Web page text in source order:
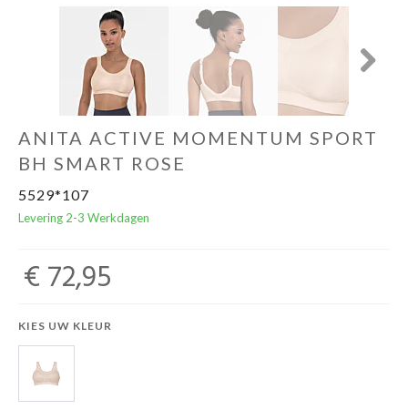
Cadeaubon
ANITA ACTIVE MOMENTUM SPORT
BH SMART ROSE
5529*107
Levering 2-3 Werkdagen
€ 72,95
KIES UW KLEUR